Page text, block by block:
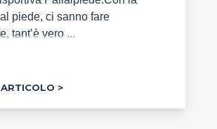
piede, ci sanno fare
tant’è vero ...